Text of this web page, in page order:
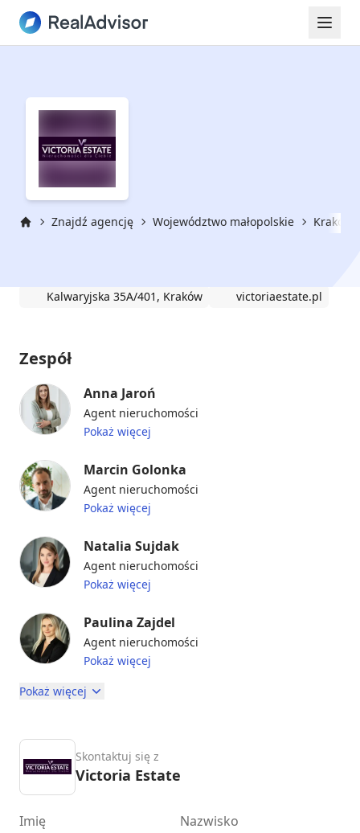
Znajdź agencję Województwo małopolskie Kraków
Kalwaryjska 35A/401, Kraków victoriaestate.pl
Zespół
Anna Jaroń
Agent nieruchomości
Pokaż więcej
Marcin Golonka
Agent nieruchomości
Pokaż więcej
Natalia Sujdak
Agent nieruchomości
Pokaż więcej
Paulina Zajdel
Agent nieruchomości
Pokaż więcej
Pokaż więcej
Skontaktuj się z
Victoria Estate